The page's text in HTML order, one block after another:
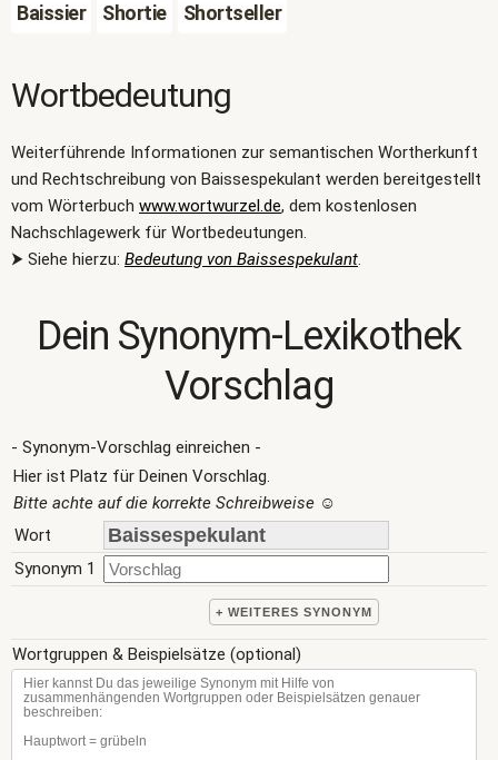
Baissier
Shortie Shortseller
Wortbedeutung
Weiterführende Informationen zur semantischen Wortherkunft
und Rechtschreibung von Baissespekulant werden bereitgestellt
vom Wörterbuch www.wortwurzel.de, dem kostenlosen
Nachschlagewerk für Wortbedeutungen.
⮞ Siehe hierzu: Bedeutung von Baissespekulant.
Dein Synonym-Lexikothek
Vorschlag
- Synonym-Vorschlag einreichen -
Hier ist Platz für Deinen Vorschlag.
Bitte achte auf die korrekte Schreibweise ☺
Wort
Synonym 1
+ WEITERES SYNONYM
Wortgruppen & Beispielsätze (optional)